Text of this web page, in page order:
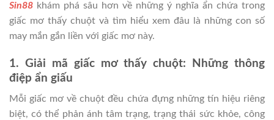
Sin88 khám phá sâu hơn về những ý nghĩa ẩn chứa trong
giấc mơ thấy chuột và tìm hiểu xem đâu là những con số
may mắn gắn liền với giấc mơ này.
1. Giải mã giấc mơ thấy chuột: Những thông
điệp ẩn giấu
Mỗi giấc mơ về chuột đều chứa đựng những tín hiệu riêng
biệt, có thể phản ánh tâm trạng, trạng thái sức khỏe, công